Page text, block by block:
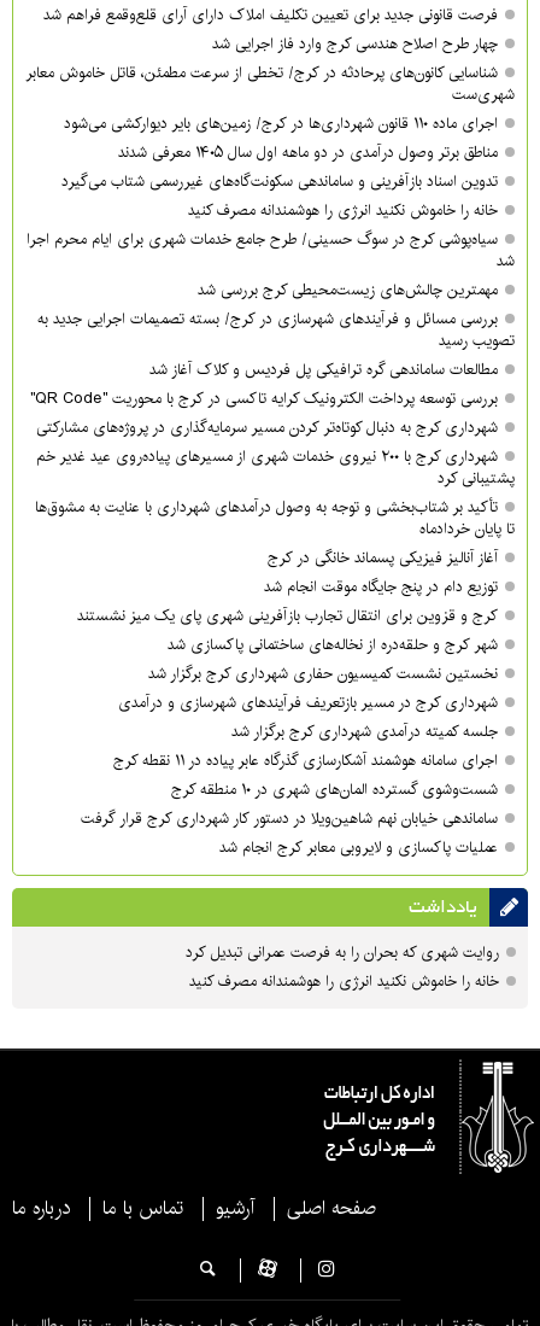
فرصت قانونی جدید برای تعیین تکلیف املاک دارای آرای قلع‌وقمع فراهم شد
چهار طرح اصلاح هندسی کرج وارد فاز اجرایی شد
شناسایی کانون‌های پرحادثه در کرج/ تخطی از سرعت مطمئن، قاتل خاموش معابر
شهری‌ست
اجرای ماده ۱۱۰ قانون شهرداری‌ها در کرج/ زمین‌های بایر دیوارکشی می‌شود
مناطق برتر وصول درآمدی در دو ماهه اول سال ۱۴۰۵ معرفی شدند
تدوین اسناد بازآفرینی و ساماندهی سکونت‌گاه‌های غیررسمی شتاب می‌گیرد
خانه را خاموش نکنید انرژی را هوشمندانه مصرف کنید
سیاه‌پوشی کرج در سوگ حسینی/ طرح جامع خدمات شهری برای ایام محرم اجرا
شد
مهمترین چالش‌های زیست‌محیطی کرج بررسی شد
بررسی مسائل و فرآیندهای شهرسازی در کرج/ بسته تصمیمات اجرایی جدید به
تصویب رسید
مطالعات ساماندهی گره ترافیکی پل فردیس و کلاک آغاز شد
بررسی توسعه پرداخت الکترونیک کرایه تاکسی در کرج با محوریت "QR Code"
شهرداری کرج به دنبال کوتاه‌تر کردن مسیر سرمایه‌گذاری در پروژه‌های مشارکتی
شهرداری کرج با ۲۰۰ نیروی خدمات شهری از مسیرهای پیاده‌روی عید غدیر خم
پشتیبانی کرد
تأکید بر شتاب‌بخشی و توجه به وصول درآمدهای شهرداری با عنایت به مشوق‌ها
تا پایان خردادماه
آغاز آنالیز فیزیکی پسماند خانگی در کرج
توزیع دام در پنج جایگاه موقت انجام شد
کرج و قزوین برای انتقال تجارب بازآفرینی شهری پای یک میز نشستند
شهر کرج و حلقه‌دره از نخاله‌های ساختمانی پاکسازی شد
نخستین نشست کمیسیون حفاری شهرداری کرج برگزار شد
شهرداری کرج در مسیر بازتعریف فرآیندهای شهرسازی و درآمدی
جلسه کمیته درآمدی شهرداری کرج برگزار شد
اجرای سامانه هوشمند آشکارسازی گذرگاه عابر پیاده در ۱۱ نقطه کرج
شست‌وشوی گسترده المان‌های شهری در ۱۰ منطقه کرج
ساماندهی خیابان نهم شاهین‌ویلا در دستور کار شهرداری کرج قرار گرفت
عملیات پاکسازی و لایروبی معابر کرج انجام شد
یادداشت
روایت شهری که بحران را به فرصت عمرانی تبدیل کرد
خانه را خاموش نکنید انرژی را هوشمندانه مصرف کنید
صفحه اصلی آرشیو تماس با ما درباره ما